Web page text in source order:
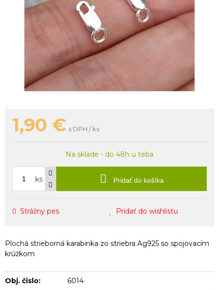
1,90 € s DPH / ks
Na sklade - do 48h u teba
ks Pridať do košíka
Strážny pes Pridať do wishlistu
Plochá strieborná karabinka zo striebra Ag925 so spojovacím
krúžkom
Obj. čislo: 6014